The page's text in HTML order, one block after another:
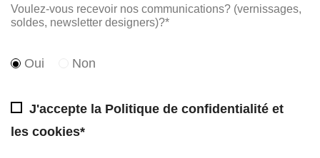
Voulez-vous recevoir nos communications? (vernissages,
soldes, newsletter designers)?*
Oui Non
J'accepte la Politique de confidentialité et
les cookies*